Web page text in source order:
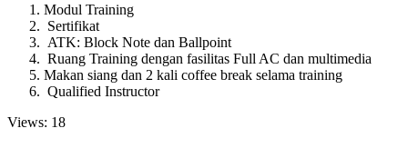
Modul Training
Sertifikat
ATK: Block Note dan Ballpoint
Ruang Training dengan fasilitas Full AC dan multimedia
Makan siang dan 2 kali coffee break selama training
Qualified Instructor
Views: 18